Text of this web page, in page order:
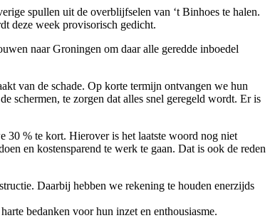
spullen uit de overblijfselen van ‘t Binhoes te halen.
deze week provisorisch gedicht.
naar Groningen om daar alle geredde inboedel
van de schade. Op korte termijn ontvangen we hun
schermen, te zorgen dat alles snel geregeld wordt. Er is
30 % te kort. Hierover is het laatste woord nog niet
en kostensparend te werk te gaan. Dat is ook de reden
Daarbij hebben we rekening te houden enerzijds
bedanken voor hun inzet en enthousiasme.